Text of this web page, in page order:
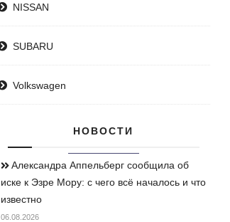
NISSAN
SUBARU
Volkswagen
НОВОСТИ
Александра Аппельберг сообщила об
иске к Эзре Мору: с чего всё началось и что
известно
06.08.2026